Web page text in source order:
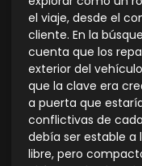
el viaje, desde el
cliente. En la
cuenta que los
exterior del
que la clave era
a puerta que
conflictivas de
debía ser estable a
libre, pero